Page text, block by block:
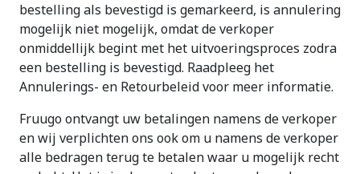
bestelling als bevestigd is gemarkeerd, is annulering
mogelijk niet mogelijk, omdat de verkoper
onmiddellijk begint met het uitvoeringsproces zodra
een bestelling is bevestigd. Raadpleeg het
Annulerings- en Retourbeleid voor meer informatie.
Fruugo ontvangt uw betalingen namens de verkoper
en wij verplichten ons ook om u namens de verkoper
alle bedragen terug te betalen waar u mogelijk recht